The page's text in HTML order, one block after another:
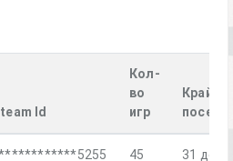
Id
Кол-
во
игр
45
31 дек.